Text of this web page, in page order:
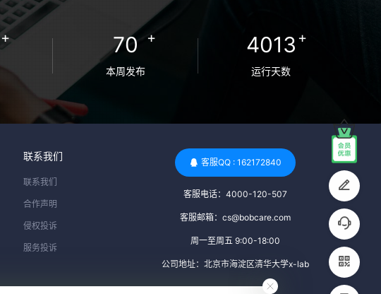
要是非尼古丁使用者、非吸烟者、非吸毒
者，并且未使用可能影响卵子质量的药物，
如某些精神药物和避孕植入物。 学历与心理
标准 学历要求：部分卵子库对捐赠者的学历
为捐赠者，但这并不是绝对的筛选条件。 心
估，以确定其对捐赠过程的态度、理解可能
遇到的问题以及未来与受卵者的关系。这有
助于确保捐赠者在捐赠过程中保持积极的心
态，并理解其捐赠行为的意义。 其他标准 责
尊重预约和时间表。这有助于确保捐赠周期
的顺利进行，并保障受卵者的权益。 面试与
+ 70 +
本周发布
4013 +
运行天数
联系我们
联系我们
合作声明
侵权投诉
服务投诉
客服QQ : 162172840
客服电话：4000-120-507
客服邮箱：cs@bobcare.com
周一至周五 9:00-18:00
公司地址：北京市海淀区清华大学x-lab